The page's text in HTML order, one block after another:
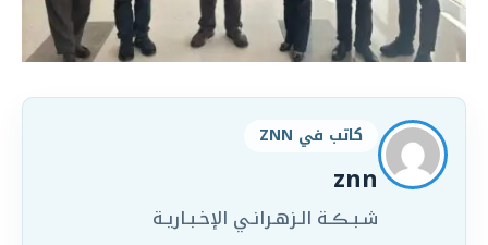
كاتب في ZNN
znn
شـبـڪـة الـزهـرانـي الإخـبـاريـة